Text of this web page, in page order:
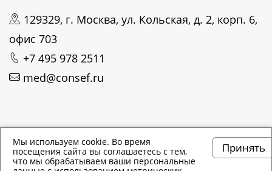
129329, г. Москва, ул. Кольская, д. 2, корп. 6,
офис 703
+7 495 978 2511
med@consef.ru
© 2021—2026 ООО "КОНСЭФ". Все права
защищены. Подробнее об ограничениях .
Мы используем cookie. Во время
посещения сайта вы соглашаетесь с тем,
что мы обрабатываем ваши персональные
Принять